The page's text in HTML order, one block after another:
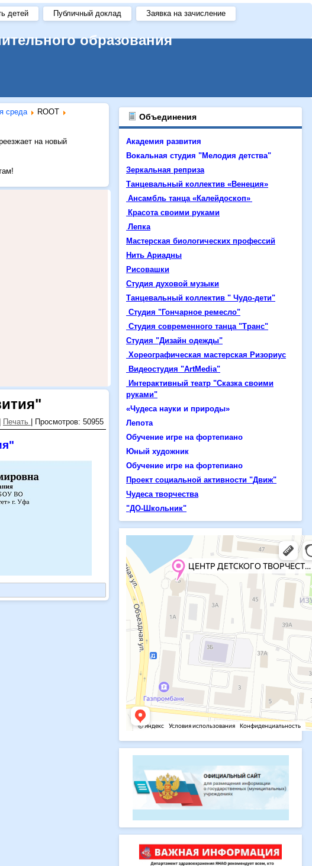
детей Публичный доклад
Заявка на зачисление
образования
среда
ROOT
на новый
Печать Просмотров: 50955
Объединения
Академия развития
Вокальная студия "Мелодия детства"
Зеркальная реприза
Танцевальный коллектив «Венеция»
Ансамбль танца «Калейдоскоп»
Красота своими руками
Лепка
Мастерская биологических профессий
Нить Ариадны
Рисовашки
Студия духовой музыки
Танцевальный коллектив " Чудо-дети"
Студия "Гончарное ремесло"
Студия современного танца "Транс"
Студия "Дизайн одежды"
Хореографическая мастерская Ризориус
Видеостудия "ArtMedia"
Интерактивный театр "Сказка своими
руками"
«Чудеса науки и природы»
Лепота
Обучение игре на фортепиано
Юный художник
Обучение игре на фортепиано
Проект социальной активности "Движ"
Чудеса творчества
"ДО-Школьник"